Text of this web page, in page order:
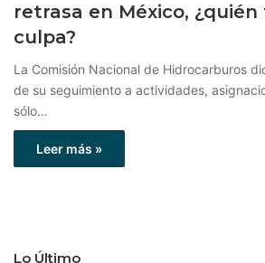
retrasa en México, ¿quién
culpa?
La Comisión Nacional de Hidrocarburos
de su seguimiento a actividades,
sólo…
Leer más »
Lo Último